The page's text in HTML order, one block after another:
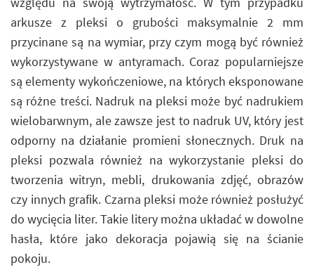
arkusze z pleksi o grubości maksymalnie 2 mm
przycinane są na wymiar, przy czym mogą być również
wykorzystywane w antyramach. Coraz popularniejsze
są elementy wykończeniowe, na których eksponowane
są różne treści. Nadruk na pleksi może być nadrukiem
wielobarwnym, ale zawsze jest to nadruk UV, który jest
odporny na działanie promieni słonecznych. Druk na
pleksi pozwala również na wykorzystanie pleksi do
tworzenia witryn, mebli, drukowania zdjęć, obrazów
czy innych grafik. Czarna pleksi może również posłużyć
do wycięcia liter. Takie litery można układać w dowolne
hasła, które jako dekoracja pojawią się na ścianie
pokoju.